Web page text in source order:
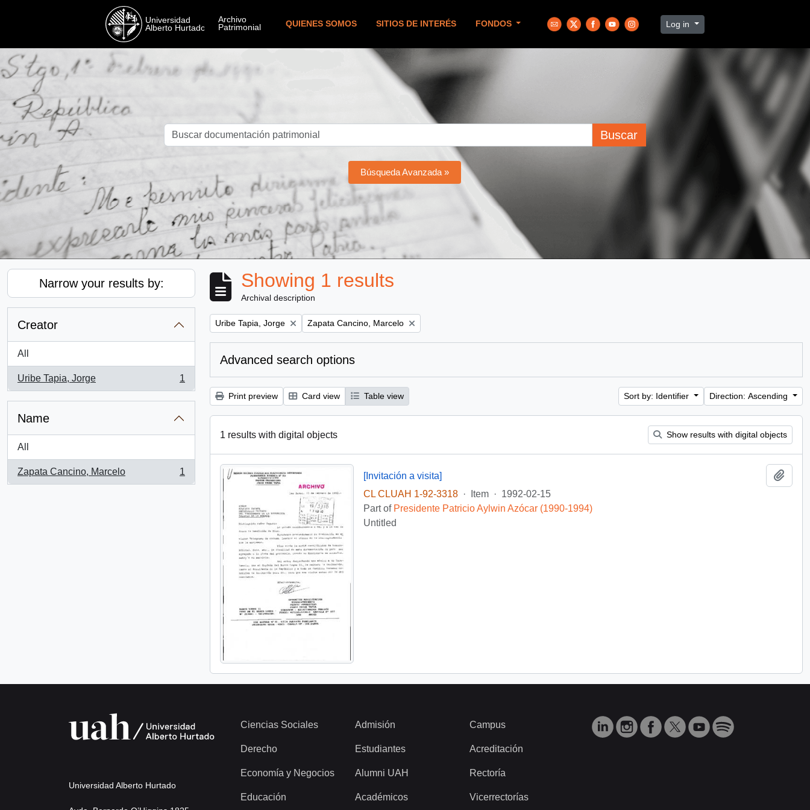
QUIENES SOMOS SITIOS DE INTERÉS FONDOS Log in
Buscar
Búsqueda Avanzada »
Narrow your results by:
Creator
All
Uribe Tapia, Jorge
, 1 results
1
Name
All
Zapata Cancino, Marcelo
, 1 results
1
Showing 1 results
Archival description
Remove filter:
Uribe Tapia, Jorge Remove filter:
Zapata Cancino, Marcelo
Advanced search options
Print preview Card view Table view Sort by: Identifier Direction: Ascending
1 results with digital objects Show results with digital objects
[Invitación a visita]
CL CLUAH 1-92-3318
· Item · 1992-02-15
Part of Presidente Patricio Aylwin Azócar (1990-1994)
Untitled
Universidad Alberto Hurtado
Ciencias Sociales
Derecho
Economía y Negocios
Educación
Admisión
Estudiantes
Alumni UAH
Académicos
Campus
Acreditación
Rectoría
Vicerrectorías